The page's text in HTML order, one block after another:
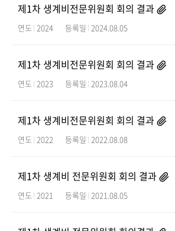
제1차 생계비전문위원회 회의 결과
연도 2024 등록일 2024.08.05
제1차 생계비전문위원회 회의 결과
연도 2023 등록일 2023.08.04
제1차 생계비전문위원회 회의 결과
연도 2022 등록일 2022.08.08
제1차 생계비 전문위원회 회의 결과
연도 2021 등록일 2021.08.05